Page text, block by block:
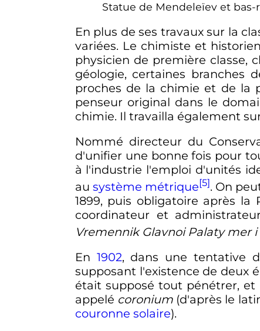
Statue de Mendeleïev et
En plus de ses travaux sur la
variées. Le chimiste et
physicien de première classe,
géologie, certaines branches
proches de la chimie et de la
penseur original dans le
chimie. Il travailla également
Nommé directeur du
d'unifier une bonne fois pour
à l'industrie l'emploi d'unités
au système métrique[5]. On
1899, puis obligatoire après
coordinateur et
Vremennik Glavnoi Palaty mer i
En 1902, dans une tentative
supposant l'existence de deux
était supposé tout pénétrer,
appelé coronium(d'après le
couronne solaire).